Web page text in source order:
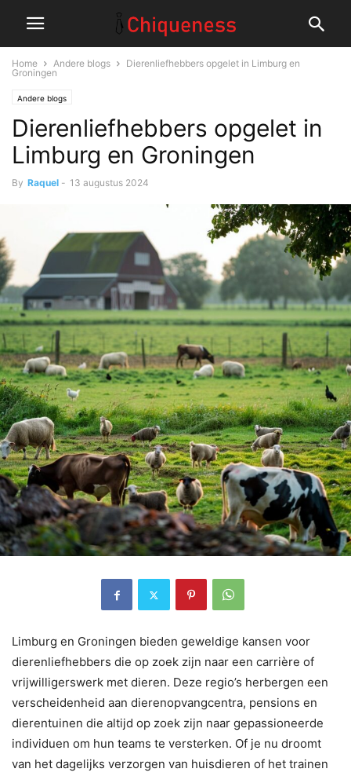
Home Andere blogs
Dierenliefhebbers opgelet in Limburg en
Groningen
Andere blogs
Dierenliefhebbers opgelet in
Limburg en Groningen
By Raquel - 13 augustus 2024
Limburg en Groningen bieden geweldige kansen voor
dierenliefhebbers die op zoek zijn naar een carrière of
vrijwilligerswerk met dieren. Deze regio’s herbergen een
verscheidenheid aan dierenopvangcentra, pensions en
dierentuinen die altijd op zoek zijn naar gepassioneerde
individuen om hun teams te versterken. Of je nu droomt
van het dagelijks verzorgen van huisdieren of het trainen